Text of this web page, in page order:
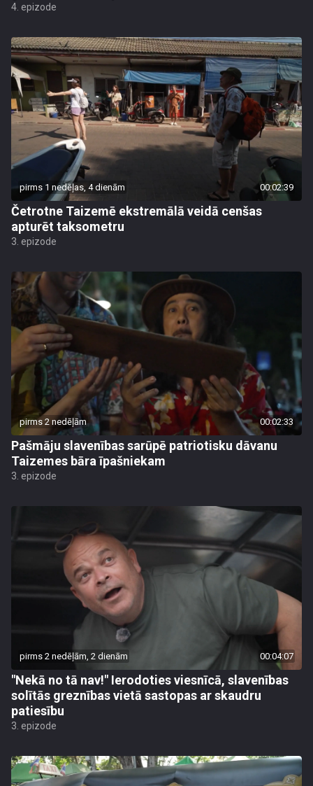
4. epizode
pirms 1 nedēļas, 4 dienām 00:02:39
Četrotne Taizemē ekstremālā veidā cenšas
apturēt taksometru
3. epizode
pirms 2 nedēļām 00:02:33
Pašmāju slavenības sarūpē patriotisku dāvanu
Taizemes bāra īpašniekam
3. epizode
pirms 2 nedēļām, 2 dienām 00:04:07
"Nekā no tā nav!" Ierodoties viesnīcā, slavenības
solītās greznības vietā sastopas ar skaudru
patiesību
3. epizode